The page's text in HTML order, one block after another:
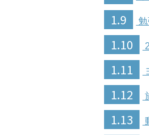
1.9
1.10
1.11
1.12
1.13